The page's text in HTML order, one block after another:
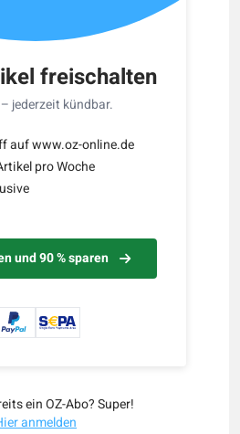
freischalten
jederzeit kündbar.
auf www.oz-online.de
pro Woche
und 90 % sparen
ein OZ-Abo? Super!
anmelden